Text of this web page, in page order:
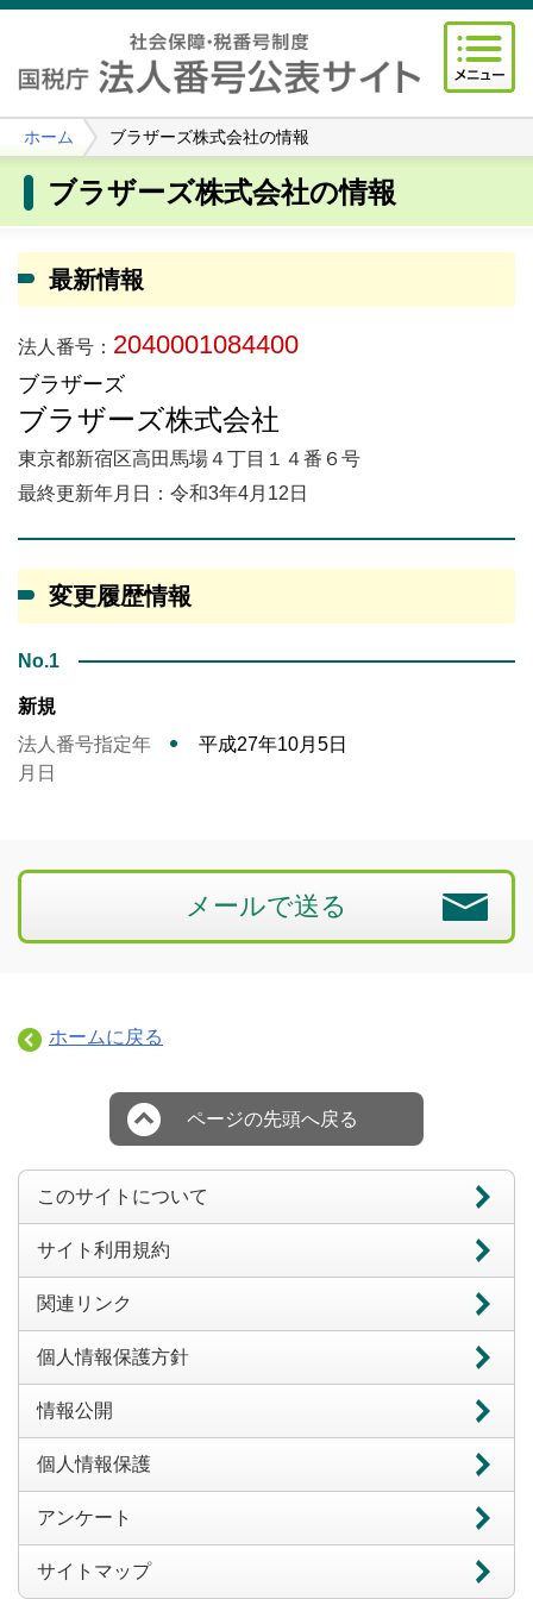
ホーム ブラザーズ株式会社の情報
ブラザーズ株式会社の情報
最新情報
法人番号： 2040001084400
ブラザーズ
ブラザーズ株式会社
東京都新宿区高田馬場４丁目１４番６号
最終更新年月日：令和3年4月12日
変更履歴情報
No.1
新規
法人番号指定年
月日
平成27年10月5日
メールで送る
ホームに戻る
ページの先頭へ戻る
このサイトについて
サイト利用規約
関連リンク
個人情報保護方針
情報公開
個人情報保護
アンケート
サイトマップ